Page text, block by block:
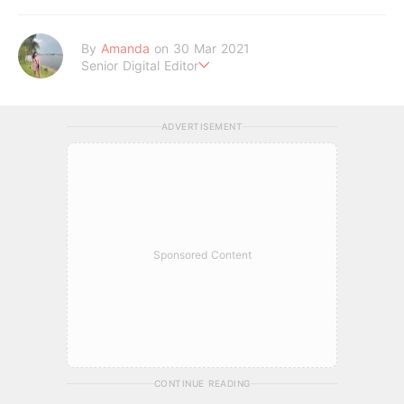
By Amanda on 30 Mar 2021
Senior Digital Editor
皆收获热烈反响。她通过 GirlStyle MY ，让读者们不管何时何地
都能掌握最新的资讯，让女性成为更好更潮的自己！
ADVERTISEMENT
Sponsored Content
CONTINUE READING